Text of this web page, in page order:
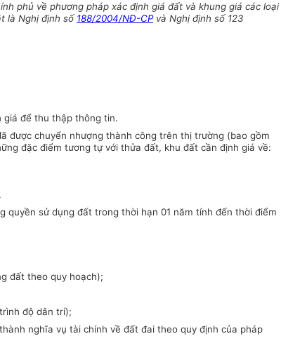
phủ về phương pháp xác định giá đất và khung giá các loại
là Nghị định số 188/2004/NĐ-CPvà Nghị định số 123
giá để thu thập thông tin.
được chuyển nhượng thành công trên thị trường (bao gồm
đặc điểm tương tự với thửa đất, khu đất cần định giá về:
sử dụng đất trong thời hạn 01 năm tính đến thời điểm
đất theo quy hoạch);
độ dân trí);
nghĩa vụ tài chính về đất đai theo quy định của pháp